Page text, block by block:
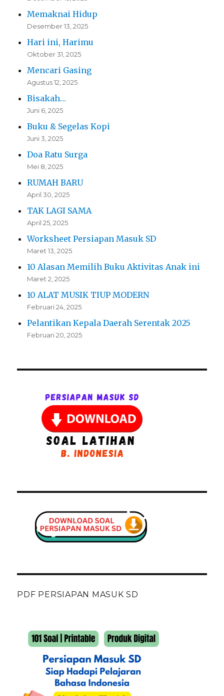
Memaknai Hidup
Desember 13, 2025
Hari ini, Harimu
Oktober 31, 2025
Mencari Gasing
Agustus 12, 2025
Bisakah…
Juni 6, 2025
Buku & Segelas Kopi
Juni 3, 2025
Doa Ratu Surga
Mei 8, 2025
RUMAH BARU
April 30, 2025
TAK LAGI SAMA
April 25, 2025
Worksheet Persiapan Masuk SD
Maret 13, 2025
10 Alasan Memilih Buku Aktivitas Anak ini
Maret 2, 2025
10 ALAT MUSIK TIUP MODERN
Februari 24, 2025
Pelantikan Kepala Daerah Serentak 2025
Februari 20, 2025
PDF PERSIAPAN MASUK SD